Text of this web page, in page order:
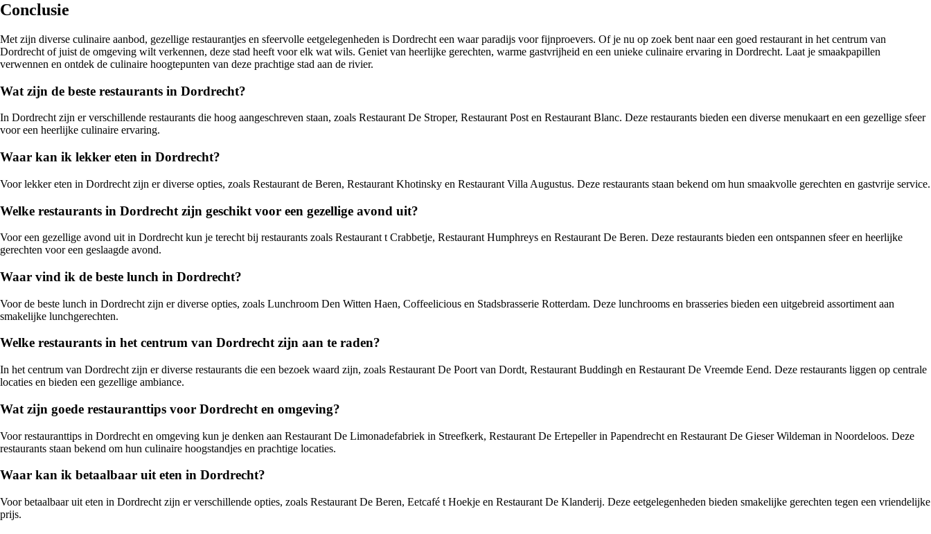
Conclusie
Met zijn diverse culinaire aanbod, gezellige restaurantjes en sfeervolle eetgelegenheden is Dordrecht een waar paradijs voor fijnproevers. Of je nu op zoek bent naar een goed restaurant in het centrum van
Dordrecht of juist de omgeving wilt verkennen, deze stad heeft voor elk wat wils. Geniet van heerlijke gerechten, warme gastvrijheid en een unieke culinaire ervaring in Dordrecht. Laat je smaakpapillen
verwennen en ontdek de culinaire hoogtepunten van deze prachtige stad aan de rivier.
Wat zijn de beste restaurants in Dordrecht?
In Dordrecht zijn er verschillende restaurants die hoog aangeschreven staan, zoals Restaurant De Stroper, Restaurant Post en Restaurant Blanc. Deze restaurants bieden een diverse menukaart en een gezellige sfeer
voor een heerlijke culinaire ervaring.
Waar kan ik lekker eten in Dordrecht?
Voor lekker eten in Dordrecht zijn er diverse opties, zoals Restaurant de Beren, Restaurant Khotinsky en Restaurant Villa Augustus. Deze restaurants staan bekend om hun smaakvolle gerechten en gastvrije service.
Welke restaurants in Dordrecht zijn geschikt voor een gezellige avond uit?
Voor een gezellige avond uit in Dordrecht kun je terecht bij restaurants zoals Restaurant t Crabbetje, Restaurant Humphreys en Restaurant De Beren. Deze restaurants bieden een ontspannen sfeer en heerlijke
gerechten voor een geslaagde avond.
Waar vind ik de beste lunch in Dordrecht?
Voor de beste lunch in Dordrecht zijn er diverse opties, zoals Lunchroom Den Witten Haen, Coffeelicious en Stadsbrasserie Rotterdam. Deze lunchrooms en brasseries bieden een uitgebreid assortiment aan
smakelijke lunchgerechten.
Welke restaurants in het centrum van Dordrecht zijn aan te raden?
In het centrum van Dordrecht zijn er diverse restaurants die een bezoek waard zijn, zoals Restaurant De Poort van Dordt, Restaurant Buddingh en Restaurant De Vreemde Eend. Deze restaurants liggen op centrale
locaties en bieden een gezellige ambiance.
Wat zijn goede restauranttips voor Dordrecht en omgeving?
Voor restauranttips in Dordrecht en omgeving kun je denken aan Restaurant De Limonadefabriek in Streefkerk, Restaurant De Ertepeller in Papendrecht en Restaurant De Gieser Wildeman in Noordeloos. Deze
restaurants staan bekend om hun culinaire hoogstandjes en prachtige locaties.
Waar kan ik betaalbaar uit eten in Dordrecht?
Voor betaalbaar uit eten in Dordrecht zijn er verschillende opties, zoals Restaurant De Beren, Eetcafé t Hoekje en Restaurant De Klanderij. Deze eetgelegenheden bieden smakelijke gerechten tegen een vriendelijke
prijs.